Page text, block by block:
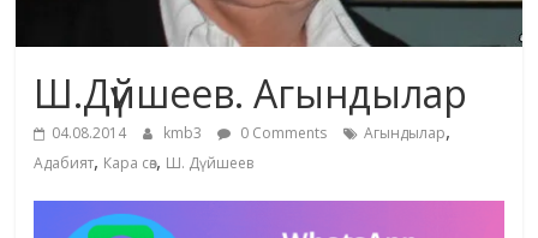
Ш.Дүйшеев. Агындылар
04.08.2014 kmb3 0 Comments Агындылар,
Адабият, Кара сөз, Ш. Дүйшеев